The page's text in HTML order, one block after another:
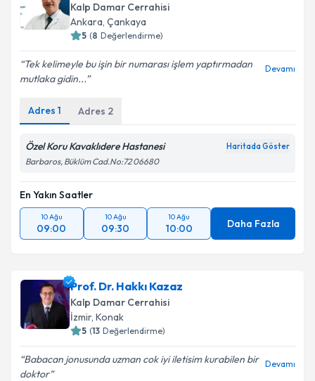
Kalp Damar Cerrahisi
Ankara, Çankaya
5 (8 Değerlendirme)
Tek kelimeyle bu işin bir numarası işlem yaptırmadan
mutlaka gidin...
Devamı
Adres 1 Adres 2
Özel Koru Kavaklıdere Hastanesi Haritada Göster
Barbaros, Büklüm Cad.No:72 06680
En Yakın Saatler
10 Ağu
09:00
10 Ağu
09:30
10 Ağu
10:00 Daha Fazla
Prof. Dr. Hakkı Kazaz
Kalp Damar Cerrahisi
İzmir, Konak
5 (13 Değerlendirme)
Babacan jonusunda uzman cok iyi iletisim kurabilen bir
doktor
Devamı